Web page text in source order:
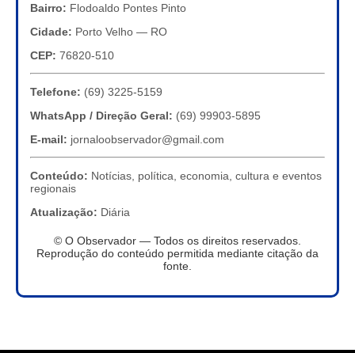
Bairro: Flodoaldo Pontes Pinto
Cidade: Porto Velho — RO
CEP: 76820-510
Telefone: (69) 3225-5159
WhatsApp / Direção Geral: (69) 99903-5895
E-mail: jornaloobservador@gmail.com
Conteúdo: Notícias, política, economia, cultura e eventos
regionais
Atualização: Diária
© O Observador — Todos os direitos reservados.
Reprodução do conteúdo permitida mediante citação da
fonte.